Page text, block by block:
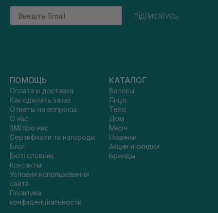
Email
підписатись
ПОМОЩЬ
Оплата и доставка
Как сделать заказ
Ответы на вопросы
О нас
ЗМІ про нас
Сертифікати та нагороди
Блог
Бюті словник
Контакты
Условия использования
сайта
Политика
конфиденциальности
КАТАЛОГ
Волосы
Лицо
Тело
Дом
Мерч
Новинки
Акции и скидки
Бренды